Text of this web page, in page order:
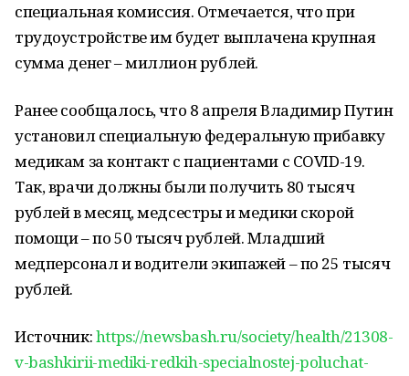
специальная комиссия. Отмечается, что при
трудоустройстве им будет выплачена крупная
сумма денег – миллион рублей.
Ранее сообщалось, что 8 апреля Владимир Путин
установил специальную федеральную прибавку
медикам за контакт с пациентами с COVID-19.
Так, врачи должны были получить 80 тысяч
рублей в месяц, медсестры и медики скорой
помощи – по 50 тысяч рублей. Младший
медперсонал и водители экипажей – по 25 тысяч
рублей.
Источник:https://newsbash.ru/society/health/21308-
v-bashkirii-mediki-redkih-specialnostej-poluchat-